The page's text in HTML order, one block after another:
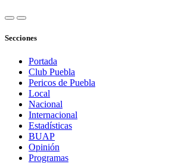
Secciones
Portada
Club Puebla
Pericos de Puebla
Local
Nacional
Internacional
Estadísticas
BUAP
Opinión
Programas